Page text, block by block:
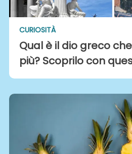
CURIOSITÀ
Qual è il dio greco
più? Scoprilo con